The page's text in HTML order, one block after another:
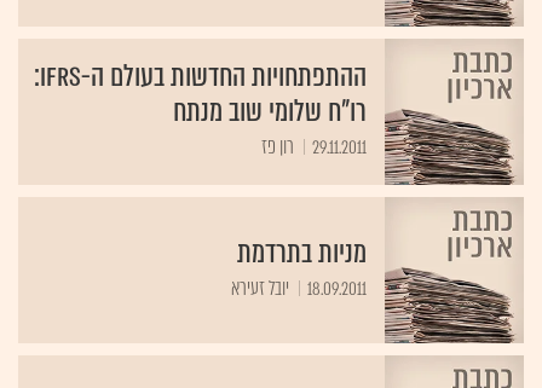
ההתפתחויות החדשות בעולם ה-IFRS:
רו"ח שלומי שוב מנתח
29.11.2011 רון פז
מניות בתרדמת
18.09.2011 יובל זעירא